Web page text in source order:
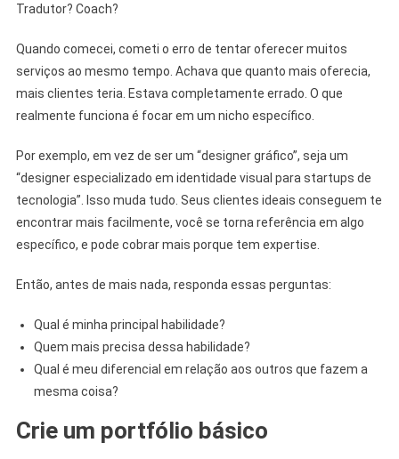
Tradutor? Coach?
Quando comecei, cometi o erro de tentar oferecer muitos
serviços ao mesmo tempo. Achava que quanto mais oferecia,
mais clientes teria. Estava completamente errado. O que
realmente funciona é focar em um nicho específico.
Por exemplo, em vez de ser um “designer gráfico”, seja um
“designer especializado em identidade visual para startups de
tecnologia”. Isso muda tudo. Seus clientes ideais conseguem te
encontrar mais facilmente, você se torna referência em algo
específico, e pode cobrar mais porque tem expertise.
Então, antes de mais nada, responda essas perguntas:
Qual é minha principal habilidade?
Quem mais precisa dessa habilidade?
Qual é meu diferencial em relação aos outros que fazem a
mesma coisa?
Crie um portfólio básico